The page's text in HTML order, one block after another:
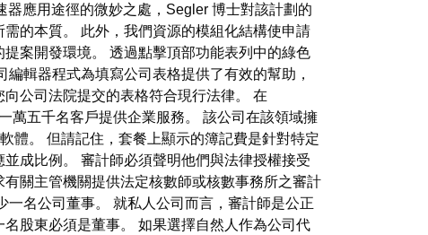
應用途徑的微妙之處，Segler 博士對該計劃的
的本質。 此外，我們資源的模組化結構使申請
案開發環境。 透過點擊頂部功能表列中的綠色
輯器程式為填寫公司表格提供了有效的幫助，
公司法院提交的表格符合現行法律。 在
萬五千名客戶提供企業服務。 該公司在該領域擁
體。 但請記住，套餐上顯示的簿記費是針對特定
成比例。 審計師必須聲明他們與法律授權接受
關主管機關提供法定核數師或核數事務所之審計
名公司董事。 就私人公司而言，審計師是公正
股東必須是董事。 如果選擇自然人作為公司代